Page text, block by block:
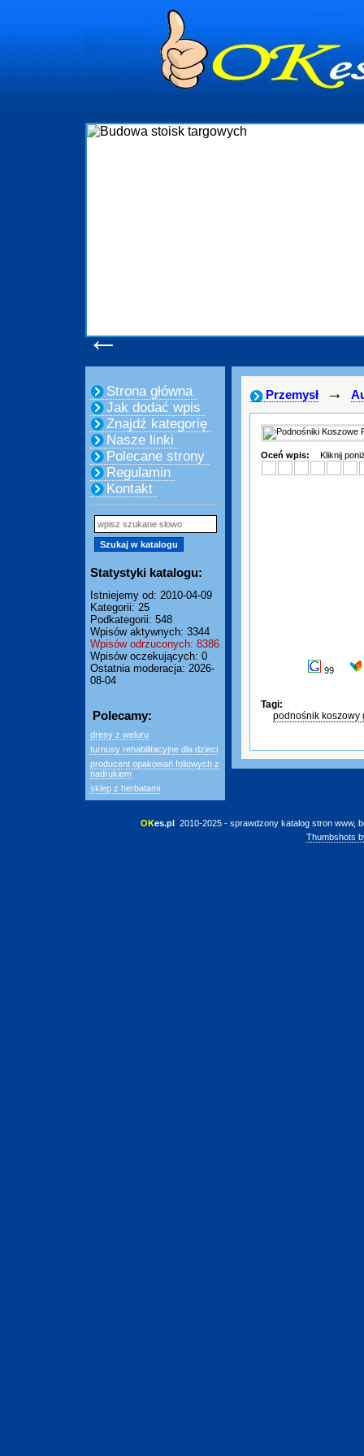
←
Strona główna
Jak dodać wpis
Znajdź kategorię
Nasze linki
Polecane strony
Regulamin
Kontakt
Statystyki katalogu:
Istniejemy od: 2010-04-09
Kategorii: 25
Podkategorii: 548
Wpisów aktywnych: 3344
Wpisów odrzuconych: 8386
Wpisów oczekujących: 0
Ostatnia moderacja: 2026-
08-04
Polecamy:
dresy z weluru
turnusy rehabilitacyjne dla dzieci
producent opakowań foliowych z
nadrukiem
sklep z herbatami
Przemysł →
Oceń wpis: Kliknij
99
Tagi:
podnośnik koszowy
OKes.pl 2010-2025 - sprawdzony katalog stron www,
Thumbshots